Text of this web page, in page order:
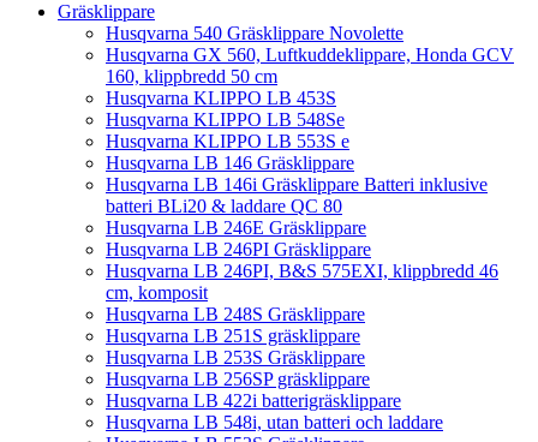
Gräsklippare
Husqvarna 540 Gräsklippare Novolette
Husqvarna GX 560, Luftkuddeklippare, Honda GCV
160, klippbredd 50 cm
Husqvarna KLIPPO LB 453S
Husqvarna KLIPPO LB 548Se
Husqvarna KLIPPO LB 553S e
Husqvarna LB 146 Gräsklippare
Husqvarna LB 146i Gräsklippare Batteri inklusive
batteri BLi20 & laddare QC 80
Husqvarna LB 246E Gräsklippare
Husqvarna LB 246PI Gräsklippare
Husqvarna LB 246PI, B&S 575EXI, klippbredd 46
cm, komposit
Husqvarna LB 248S Gräsklippare
Husqvarna LB 251S gräsklippare
Husqvarna LB 253S Gräsklippare
Husqvarna LB 256SP gräsklippare
Husqvarna LB 422i batterigräsklippare
Husqvarna LB 548i, utan batteri och laddare